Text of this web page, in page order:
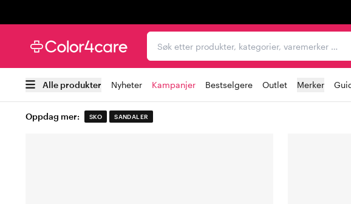
Søk etter produkter, kategorier,
Alle produkter Nyheter Kampanjer Bestselgere Outlet Merker
Oppdag mer: SKO SANDALER